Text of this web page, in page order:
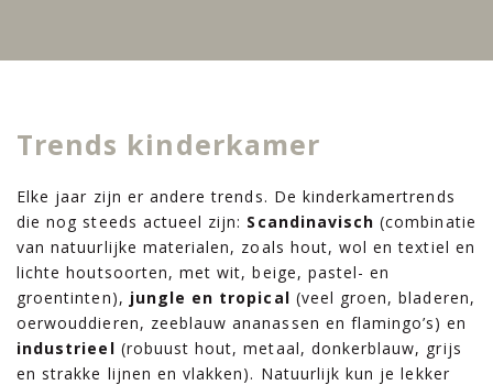
Trends kinderkamer
Elke jaar zijn er andere trends. De kinderkamertrends
die nog steeds actueel zijn: Scandinavisch(combinatie
van natuurlijke materialen, zoals hout, wol en textiel en
lichte houtsoorten, met wit, beige, pastel- en
groentinten), jungle en tropical (veel groen, bladeren,
oerwouddieren, zeeblauw ananassen en flamingo’s) en
industrieel (robuust hout, metaal, donkerblauw, grijs
en strakke lijnen en vlakken). Natuurlijk kun je lekker